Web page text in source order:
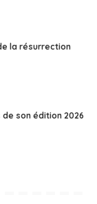
la résurrection
son édition 2026